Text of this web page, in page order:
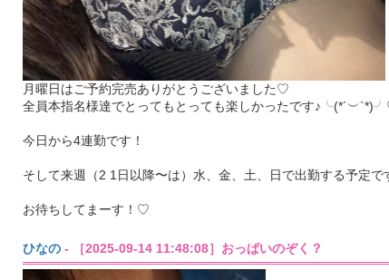
月曜日はご予約完売ありがとうございました♡
全員本指名様達でとってもとっても楽しかったです
今日から4連勤です！
そして来週（2 1日以降〜は）水、金、土、日で出勤する予定で
お待ちしてまーす！♡
ひなの - ［2025-09-14 11:48:08］おっぱいのぞく？